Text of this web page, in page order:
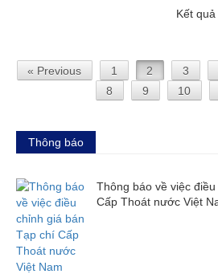
Kết
« Previous 1 2 3
8
9 10
Thông báo
Thông báo về việc
Cấp Thoát nước Việt